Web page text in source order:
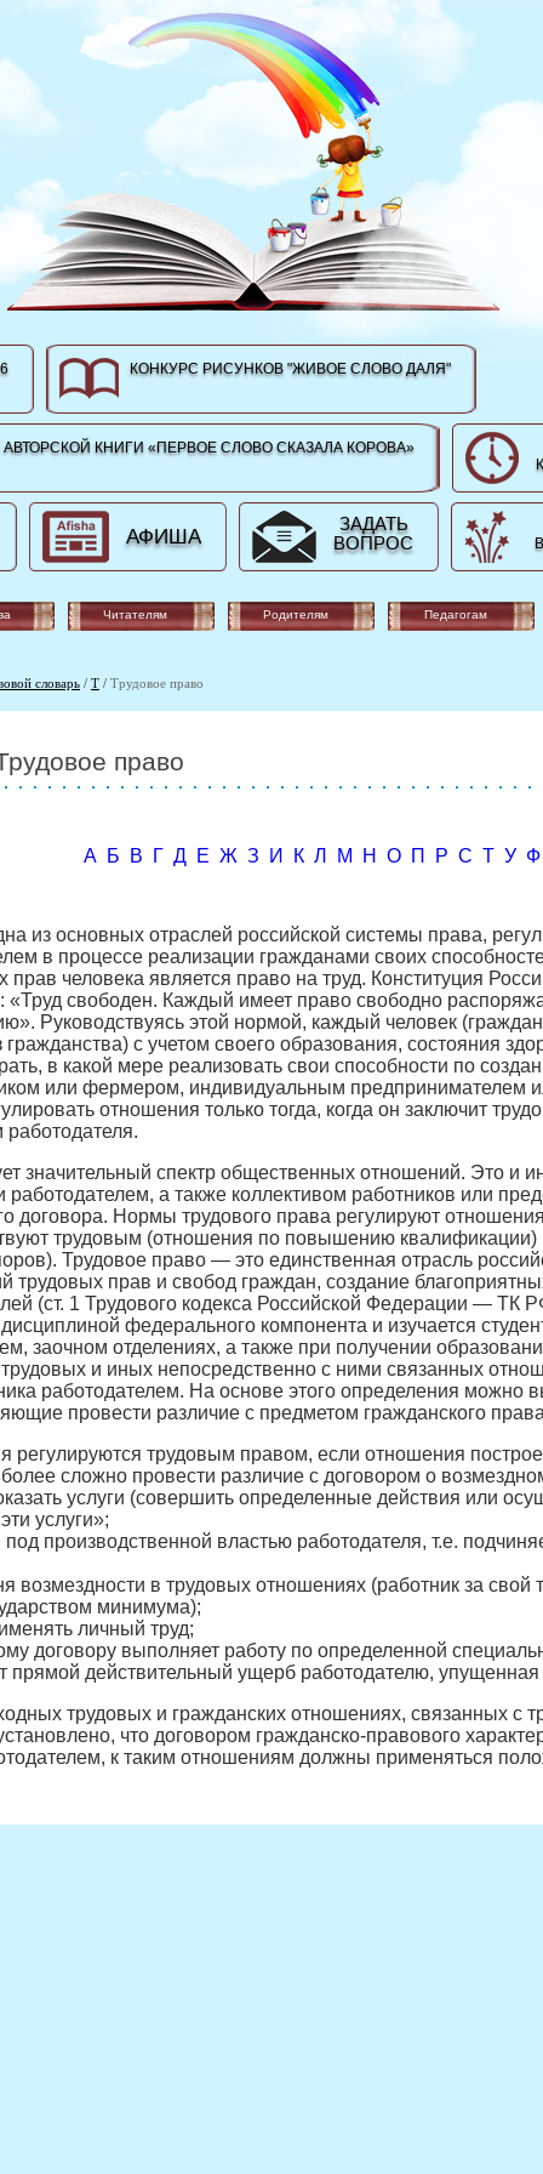
КОНКУРС РИСУНКОВ "ЖИВОЕ СЛОВО ДАЛЯ"
КНИГИ «ПЕРВОЕ СЛОВО СКАЗАЛА КОРОВА»
АФИША
ЗАДАТЬ
ВОПРОС
Читателям Родителям Педагогам
словарь / Т / Трудовое право
право
А Б В Г Д Е Ж З И К Л М Н О П Р С Т У Ф
из основных отраслей российской системы права,
в процессе реализации гражданами своих
прав человека является право на труд. Конституция
«Труд свободен. Каждый имеет право свободно
Руководствуясь этой нормой, каждый человек
гражданства) с учетом своего образования, состояния
в какой мере реализовать свои способности по
или фермером, индивидуальным предпринимателем
отношения только тогда, когда он заключит
значительный спектр общественных отношений. Это
работодателем, а также коллективом работников или
договора. Нормы трудового права регулируют
трудовым (отношения по повышению
Трудовое право — это единственная отрасль
трудовых прав и свобод граждан, создание
(ст. 1 Трудового кодекса Российской Федерации — ТК
федерального компонента и изучается
заочном отделениях, а также при получении
и иных непосредственно с ними связанных
работодателем. На основе этого определения можно
провести различие с предметом гражданского
регулируются трудовым правом, если отношения
сложно провести различие с договором о
услуги (совершить определенные действия или
услуги»;
под производственной властью работодателя, т.е.
возмездности в трудовых отношениях (работник за свой
минимума);
личный труд;
договору выполняет работу по определенной
прямой действительный ущерб работодателю, упущенная
трудовых и гражданских отношениях, связанных с
что договором гражданско-правового
к таким отношениям должны применяться